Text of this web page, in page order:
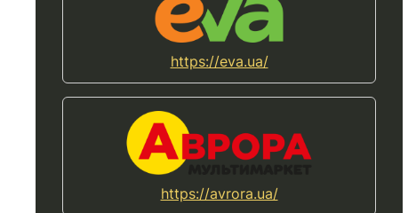
https://eva.ua/
https://avrora.ua/